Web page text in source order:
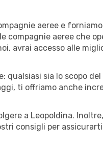
aeree e
aeree che
avrai accesso alle
qualsiasi sia lo scopo
ti offriamo anche
a Leopoldina.
consigli per